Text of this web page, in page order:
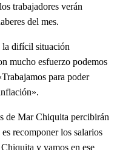
trabajadores verán
del mes.
la difícil situación
mucho esfuerzo podemos
para poder
de Mar Chiquita percibirán
recomponer los salarios
y vamos en ese